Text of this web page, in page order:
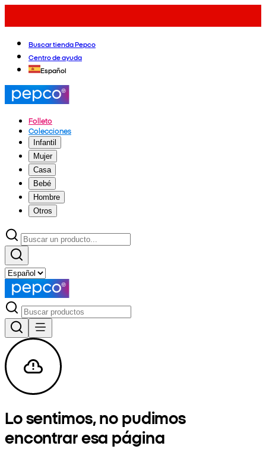
Buscar tienda Pepco
Centro de ayuda
Español
Folleto
Colecciones
Infantil
Mujer
Casa
Bebé
Hombre
Otros
Lo sentimos, no pudimos
encontrar esa página